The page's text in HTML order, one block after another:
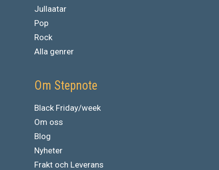
Jullaatar
Pop
Rock
Alla genrer
Om Stepnote
Black Friday/week
Om oss
Blog
Nyheter
Frakt och Leverans